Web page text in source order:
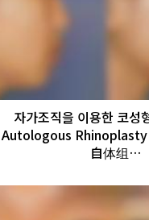
자가조직을 이용한 코성
Autologous
自体组…